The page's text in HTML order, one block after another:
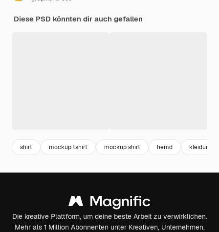
Diese PSD könnten dir auch gefallen
shirt mockup tshirt mockup shirt hemd kleidung
Die kreative Plattform, um deine beste Arbeit zu verwirklichen.
Mehr als 1 Million Abonnenten unter Kreativen, Unternehmen,